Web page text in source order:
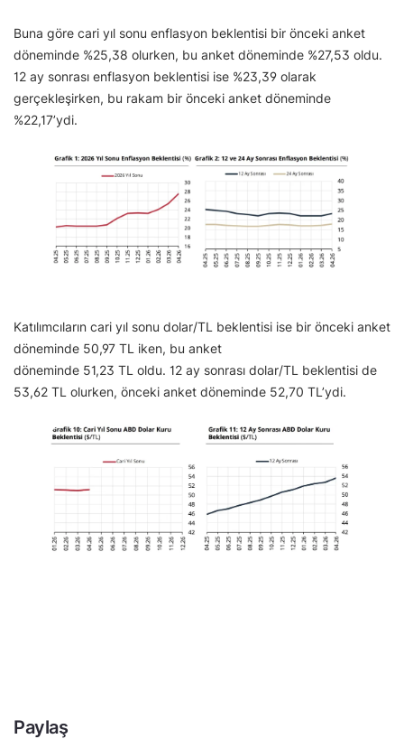
Buna göre cari yıl sonu enflasyon beklentisi bir önceki anket
döneminde %25,38 olurken, bu anket döneminde %27,53 oldu.
12 ay sonrası enflasyon beklentisi ise %23,39 olarak
gerçekleşirken, bu rakam bir önceki anket döneminde
%22,17’ydi.
Katılımcıların cari yıl sonu dolar/TL beklentisi ise bir önceki anket
döneminde 50,97 TL iken, bu anket
döneminde 51,23 TL oldu. 12 ay sonrası dolar/TL beklentisi de
53,62 TL olurken, önceki anket döneminde 52,70 TL’ydi.
Paylaş